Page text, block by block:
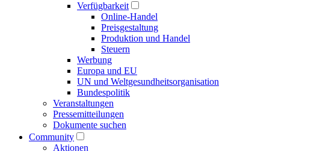
Verfügbarkeit
Online-Handel
Preisgestaltung
Produktion und Handel
Steuern
Werbung
Europa und EU
UN und Welt­gesundheits­organisation
Bundespolitik
Veranstaltungen
Presse­mitteilungen
Dokumente suchen
Community
Aktionen